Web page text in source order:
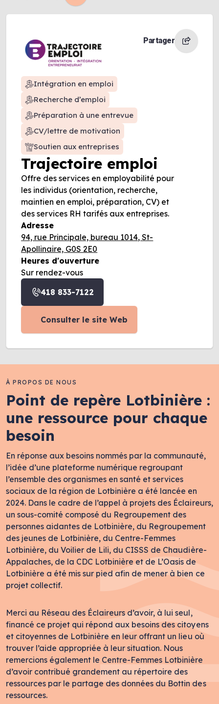
Trajectoire emploi
Partager
Intégration en emploi
Recherche d’emploi
Préparation à une entrevue
CV/lettre de motivation
Soutien aux entreprises
Offre des services en employabilité pour
les individus (orientation, recherche,
maintien en emploi, préparation, CV) et
des services RH tarifés aux entreprises.
Adresse
94, rue Principale, bureau 1014, St-
Apollinaire, G0S 2E0
Heures d'ouverture
Sur rendez-vous
418 833-7122
Consulter le site Web
À PROPOS DE NOUS
Point de repère Lotbinière :
une ressource pour chaque
besoin
En réponse aux besoins nommés par la communauté,
l’idée d’une plateforme numérique regroupant
l’ensemble des organismes en santé et services
sociaux de la région de Lotbinière a été lancée en
2024. Dans le cadre de l’appel à projets des Éclaireurs,
un sous-comité composé du Regroupement des
personnes aidantes de Lotbinière, du Regroupement
des jeunes de Lotbinière, du Centre-Femmes
Lotbinière, du Voilier de Lili, du CISSS de Chaudière-
Appalaches, de la CDC Lotbinière et de L’Oasis de
Lotbinière a été mis sur pied afin de mener à bien ce
projet collectif.
Merci au Réseau des Éclaireurs d’avoir, à lui seul,
financé ce projet qui répond aux besoins des citoyens
et citoyennes de Lotbinière en leur offrant un lieu où
trouver l’aide appropriée à leur situation. Nous
remercions également le Centre-Femmes Lotbinière
d’avoir contribué grandement au répertoire des
ressources par le partage des données du Bottin des
ressources.